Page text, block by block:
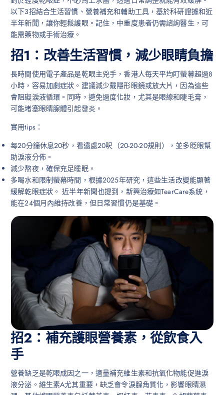
以下3招結合生活習慣、營養補充和輔助工具，基於科研證據和近
半年新聞，讓你輕鬆護眼。記住，中重度患者仍需諮詢醫生，可
能需藥物或手術治療。
招1：改善生活習慣，減少眼睛負擔
長時間使用電子產品是乾眼主兇手，香港人每天平均盯螢幕超過8
小時，容易加劇症狀。建議減少戴隱形眼鏡或放大片，因為這些
會阻礙淚液循環。同時，避免過度化妝，尤其是眼線和睫毛膏，
可能堵塞眼睛腺體引起發炎。
實用tips：
每20分鐘休息20秒，看遠處20呎（20-20-20規則），並多眨眼幫
助淚液分佈。
減少熬夜，確保充足睡眠。
多喝水和限制螢幕時間，根據2025年研究，這些生活改變能顯著
緩解乾眼症狀。 近半年新聞也提到，新興治療如TearCare系統，
能在24個月內維持改善，但日常習慣仍是基礎。
招2：補充護眼營養素，從飲食入
手
營養缺乏是乾眼成因之一，適量補充維生素和抗氧化物能促進淚
液分泌。維生素A尤其重要，缺乏會令淚腺角質化，影響眼睛濕